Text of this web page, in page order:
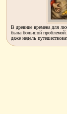
В древние времена для
была большой проблемой.
даже недель